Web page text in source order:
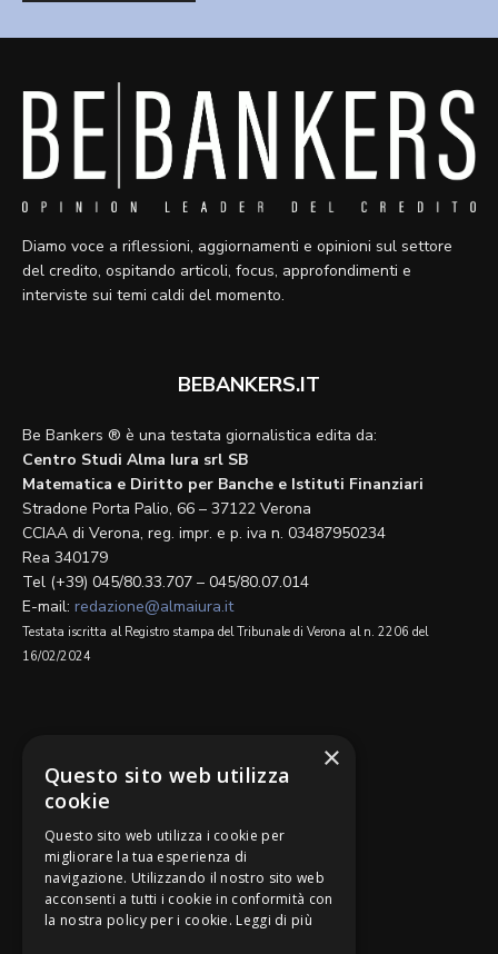
Diamo voce a riflessioni, aggiornamenti e opinioni sul settore
del credito, ospitando articoli, focus, approfondimenti e
interviste sui temi caldi del momento.
BEBANKERS.IT
Be Bankers ® è una testata giornalistica edita da:
Centro Studi Alma Iura srl SB
Matematica e Diritto per Banche e Istituti Finanziari
Stradone Porta Palio, 66 – 37122 Verona
CCIAA di Verona, reg. impr. e p. iva n. 03487950234
Rea 340179
Tel (+39) 045/80.33.707 – 045/80.07.014
E-mail: redazione@almaiura.it
Testata iscritta al Registro stampa del Tribunale di Verona al n. 2206 del
16/02/2024
Be Bankers è ideato da
×
Questo sito web utilizza
cookie
Questo sito web utilizza i cookie per
migliorare la tua esperienza di
navigazione. Utilizzando il nostro sito web
acconsenti a tutti i cookie in conformità con
la nostra policy per i cookie. Leggi di più